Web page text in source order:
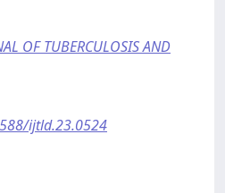
OF TUBERCULOSIS AND
ijtld.23.0524